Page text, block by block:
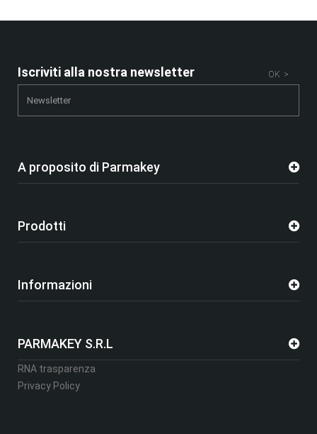
Iscriviti alla nostra newsletter OK >
A proposito di Parmakey
Prodotti
Informazioni
PARMAKEY S.R.L
RNA trasparenza
Privacy Policy